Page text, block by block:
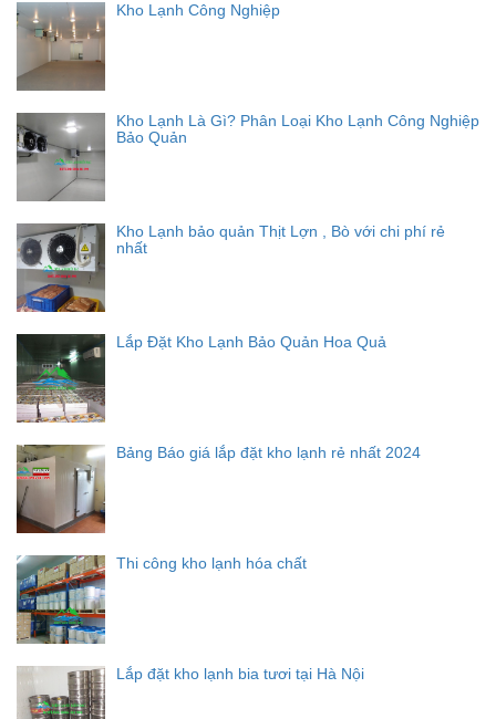
Kho Lạnh Công Nghiệp
Kho Lạnh Là Gì? Phân Loại Kho Lạnh Công Nghiệp
Bảo Quản
Kho Lạnh bảo quản Thịt Lợn , Bò với chi phí rẻ
nhất
Lắp Đặt Kho Lạnh Bảo Quản Hoa Quả
Bảng Báo giá lắp đặt kho lạnh rẻ nhất 2024
Thi công kho lạnh hóa chất
Lắp đặt kho lạnh bia tươi tại Hà Nội